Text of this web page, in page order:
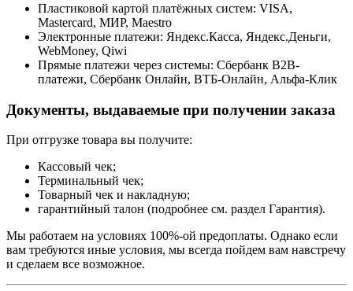
Пластиковой картой платёжных систем: VISA,
Mastercard, МИР, Maestrо
Электронные платежи: Яндекс.Касса, Яндекс.Деньги,
WebMoney, Qiwi
Прямые платежи через системы: Сбербанк B2B-
платежи, Сбербанк Онлайн, ВТБ-Онлайн, Альфа-Клик
Документы, выдаваемые при получении заказа
При отгрузке товара вы получите:
Кассовый чек;
Терминальный чек;
Товарный чек и накладную;
гарантийный талон (подробнее см. раздел Гарантия).
Мы работаем на условиях 100%-ой предоплаты. Однако если
вам требуются иные условия, мы всегда пойдем вам навстречу
и сделаем все возможное.